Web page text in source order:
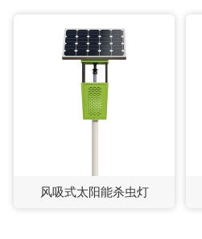
风吸式太阳能杀虫灯